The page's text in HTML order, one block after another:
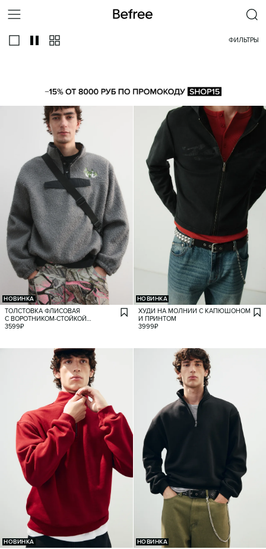
ФИЛЬТРЫ
НОВИНКА
ТОЛСТОВКА ФЛИСОВАЯ
С ВОРОТНИКОМ-СТОЙКОЙ
И ВЫШИВКОЙ
3599₽
НОВИНКА
ХУДИ НА МОЛНИИ С КАПЮШОНОМ
И ПРИНТОМ
3999₽
НОВИНКА НОВИНКА